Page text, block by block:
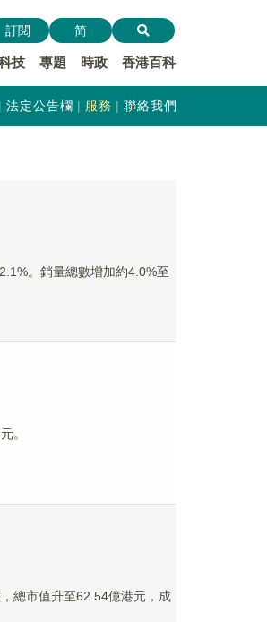
技 專題 時政 香港百科
訂閱 简
法定公告欄 服務 聯絡我們
。銷量總數增加約4.0%至
。
總市值升至62.54億港元，成